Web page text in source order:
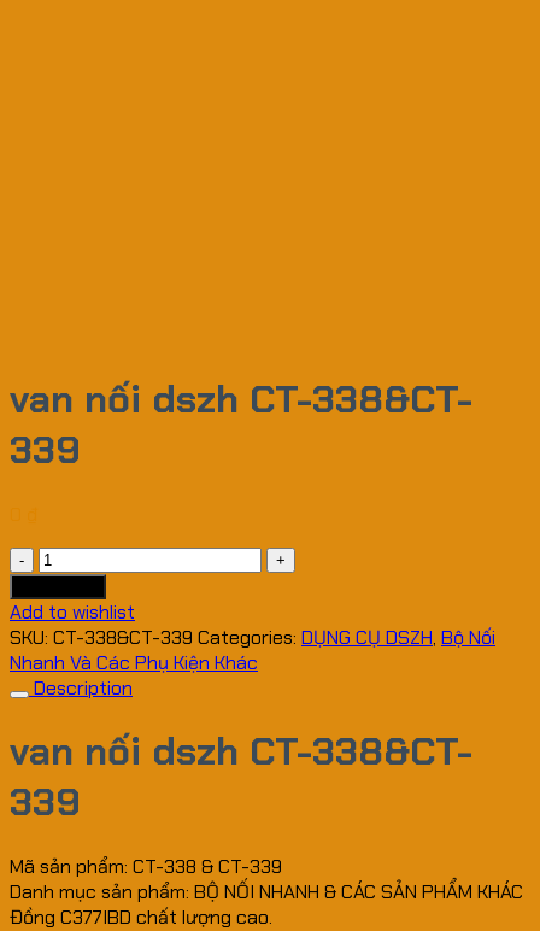
van nối dszh CT-338&CT-
339
van
nối
dszh
CT-
338&CT-
339
Add to wishlist
SKU: CT-338&CT-339 Categories: DỤNG CỤ DSZH, Bộ Nối
Nhanh Và Các Phụ Kiện Khác
Description
van nối dszh CT-338&CT-
339
Mã sản phẩm: CT-338 & CT-339
Danh mục sản phẩm: BỘ NỐI NHANH & CÁC SẢN PHẨM KHÁC
Đồng C377IBD chất lượng cao.